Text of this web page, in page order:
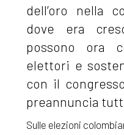
dell’oro nella
dove era
possono ora
elettori e
con il
preannuncia
Sulle elezioni